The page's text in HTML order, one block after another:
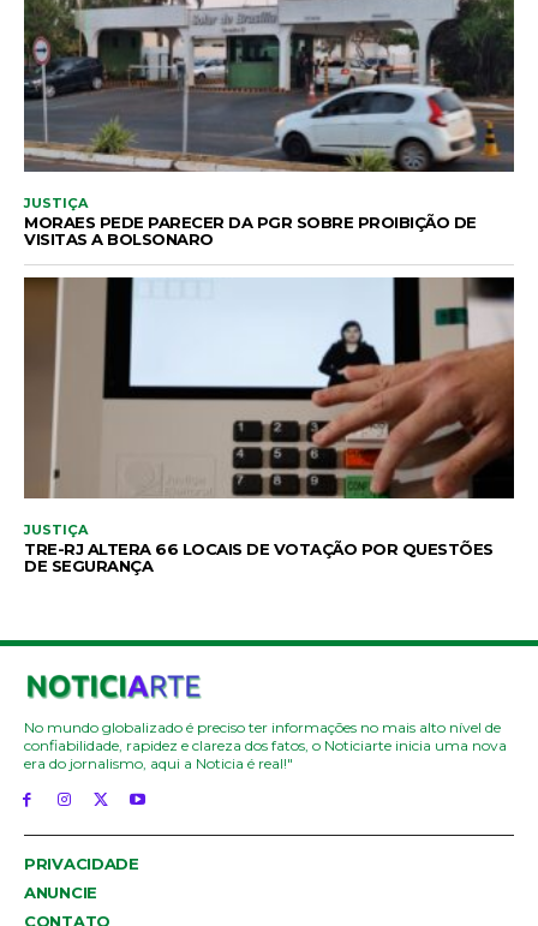
JUSTIÇA
MORAES PEDE PARECER DA PGR SOBRE PROIBIÇÃO DE
VISITAS A BOLSONARO
JUSTIÇA
TRE-RJ ALTERA 66 LOCAIS DE VOTAÇÃO POR QUESTÕES
DE SEGURANÇA
No mundo globalizado é preciso ter informações no mais alto nível de
confiabilidade, rapidez e clareza dos fatos, o Noticiarte inicia uma nova
era do jornalismo, aqui a Noticia é real!"
PRIVACIDADE
ANUNCIE
CONTATO